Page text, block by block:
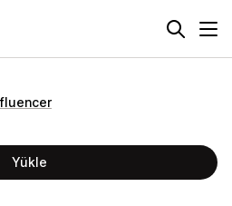
Yükle